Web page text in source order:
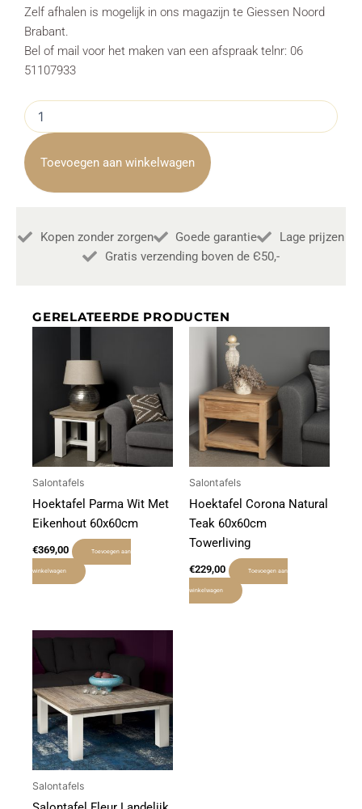
Zelf afhalen is mogelijk in ons magazijn te Giessen Noord
Brabant.
Bel of mail voor het maken van een afspraak telnr: 06
51107933
Hoektafel
Fleur
Landelijk
60x60cm
Towerliving
aantal
Toevoegen aan winkelwagen
Kopen zonder zorgen Goede garantie
Lage prijzen
Gratis verzending boven de Є50,-
GERELATEERDE PRODUCTEN
Salontafels
Hoektafel Parma Wit Met
Eikenhout 60x60cm
€369,00 Toevoegen aan
winkelwagen
Salontafels
Hoektafel Corona Natural
Teak 60x60cm
Towerliving
€229,00 Toevoegen aan
winkelwagen
Salontafels